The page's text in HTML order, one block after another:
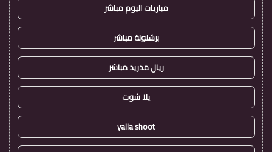
مباريات اليوم مباشر
برشلونة مباشر
ريال مدريد مباشر
يلا شوت
yalla shoot